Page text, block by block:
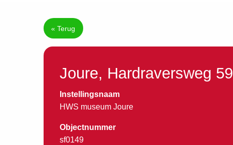
« Terug
Joure, Hardraversweg 59
Instellingsnaam
HWS museum Joure
Objectnummer
sf0149